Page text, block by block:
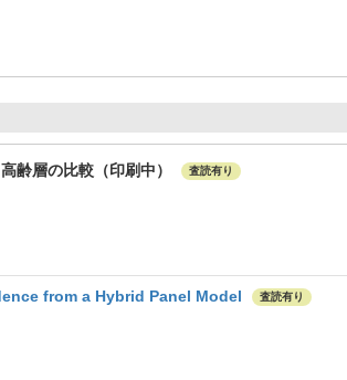
齢層の比較（印刷中） 査読有り
from a Hybrid Panel Model 査読有り